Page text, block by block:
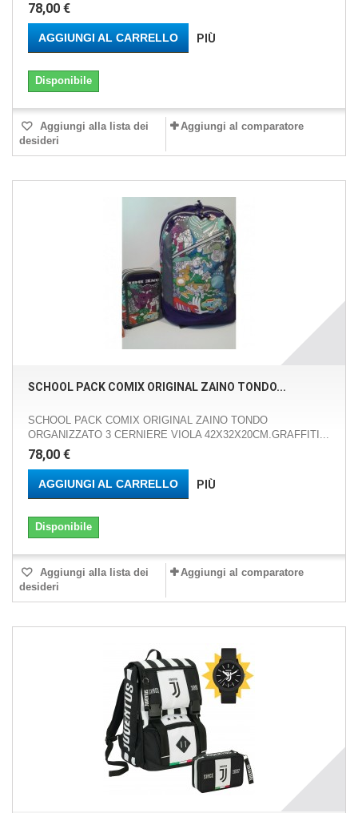
78,00 €
AGGIUNGI AL CARRELLO PIÙ
Disponibile
Aggiungi alla lista dei
desideri
Aggiungi al comparatore
SCHOOL PACK COMIX ORIGINAL ZAINO TONDO...
SCHOOL PACK COMIX ORIGINAL ZAINO TONDO
ORGANIZZATO 3 CERNIERE VIOLA 42X32X20CM.GRAFFITI...
78,00 €
AGGIUNGI AL CARRELLO PIÙ
Disponibile
Aggiungi alla lista dei
desideri
Aggiungi al comparatore